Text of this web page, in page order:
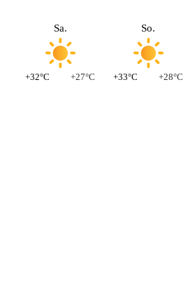
Sa.
+32°C +27°C
So.
+33°C +28°C